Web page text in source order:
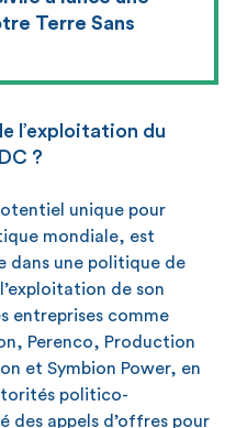
Terre Sans
l’exploitation du
?
unique pour
mondiale, est
dans une politique de
de son
entreprises comme
Perenco, Production
et Symbion Power, en
politico-
des appels d’offres pour